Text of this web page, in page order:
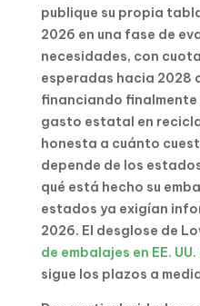
publique su propia
2026 en una fase de
necesidades, con
esperadas hacia 2028
financiando
gasto estatal en
honesta a cuánto
depende de los
qué está hecho su
estados ya exigían
2026. El desglose de
de embalajes en EE.
sigue los plazos a